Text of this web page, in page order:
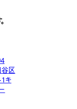
区
キ